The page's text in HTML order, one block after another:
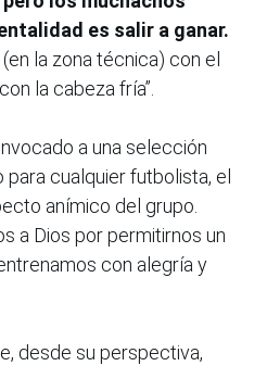
es salir a ganar.
la zona técnica) con el
la cabeza fría”.
a una selección
cualquier futbolista, el
anímico del grupo.
a Dios por permitirnos un
con alegría y
desde su perspectiva,